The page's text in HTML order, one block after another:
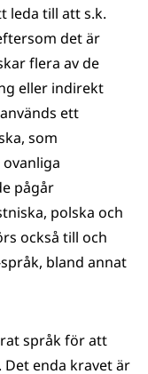
leda till att s.k.
det är
flera av de
eller indirekt
ett
som
pågår
polska och
också till och
bland annat
språk för att
Det enda kravet är